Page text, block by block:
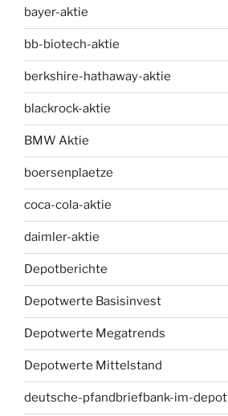
bayer-aktie
bb-biotech-aktie
berkshire-hathaway-aktie
blackrock-aktie
BMW Aktie
boersenplaetze
coca-cola-aktie
daimler-aktie
Depotberichte
Depotwerte Basisinvest
Depotwerte Megatrends
Depotwerte Mittelstand
deutsche-pfandbriefbank-im-depot